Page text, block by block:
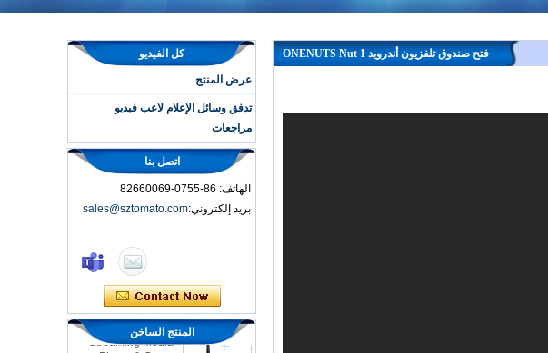
كل الفيديو
عرض المنتج
تدفق وسائل الإعلام لاعب فيديو
مراجعات
اتصل بنا
الهاتف: 86-0755-82660069
بريد إلكتروني:sales@sztomato.com
المنتج الساخن
مربع التلفزيون الذكي
OTT Android 4.4
Kikat TV Box MXQ
2-in-1 Octa Core
Streaming Media
Player & Game
فتح صندوق تلفزيون أندرويد ONENUTS Nut 1